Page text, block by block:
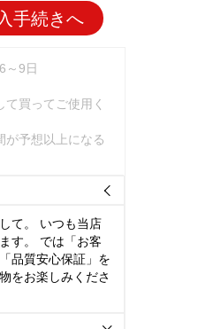
手続きへ
～9日
買ってご使用く
が予想以上になる

て。 いつも当店
す。 では「お客
品質安心保証」を
をお楽しみくださ